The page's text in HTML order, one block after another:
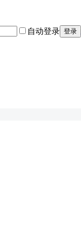
自动登录 登录